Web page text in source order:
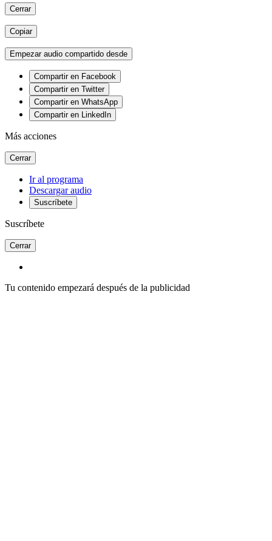
Cerrar
Copiar
Empezar audio compartido desde
Compartir en Facebook
Compartir en Twitter
Compartir en WhatsApp
Compartir en LinkedIn
Más acciones
Cerrar
Ir al programa
Descargar audio
Suscríbete
Suscríbete
Cerrar
Tu contenido empezará después de la publicidad